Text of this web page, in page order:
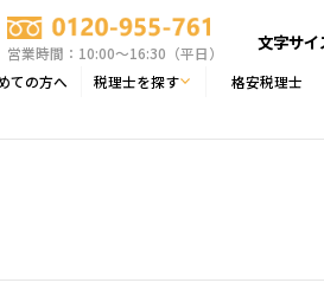
営業時間：10:00〜16:30（平日） 文字サイ
ての方へ 税理士を探す 格安税理士